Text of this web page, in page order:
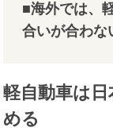
■海外では、
合いが合わな
軽自動車は
める